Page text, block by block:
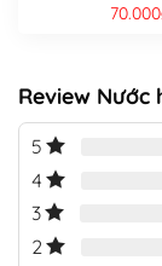
70.000
Review Nước
5
4
3
2